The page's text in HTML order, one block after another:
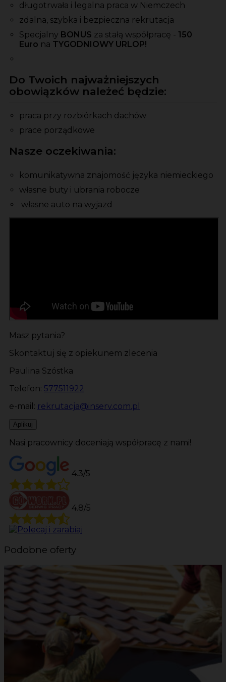
długotrwała i legalna praca w Niemczech
zdalna, szybka i bezpieczna rekrutacja
Specjalny BONUS za stałą współpracę - 150
Euro na TYGODNIOWY URLOP!
Do Twoich najważniejszych
obowiązków należeć będzie:
praca przy rozbiórkach dachów
prace porządkowe
Nasze oczekiwania:
komunikatywna znajomość języka niemieckiego
własne buty i ubrania robocze
własne auto na wyjazd
Masz pytania?
Skontaktuj się z opiekunem zlecenia
Paulina Szóstka
Telefon: 577511922
e-mail: rekrutacja@inserv.com.pl
Aplikuj
Nasi pracownicy doceniają współpracę z nami!
4.3/5
4.8/5
Podobne oferty